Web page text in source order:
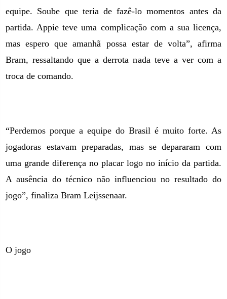
equipe. Soube que teria de fazê-lo momentos antes da
partida. Appie teve uma complicação com a sua licença,
mas espero que amanhã possa estar de volta”, afirma
Bram, ressaltando que a derrota nada teve a ver com a
troca de comando.
“Perdemos porque a equipe do Brasil é muito forte. As
jogadoras estavam preparadas, mas se depararam com
uma grande diferença no placar logo no início da partida.
A ausência do técnico não influenciou no resultado do
jogo”, finaliza Bram Leijssenaar.
O jogo